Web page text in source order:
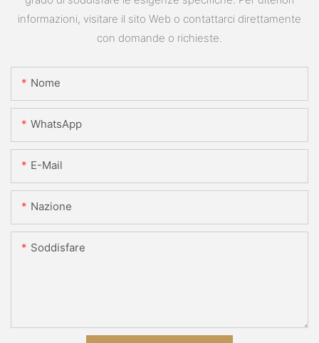
informazioni, visitare il sito Web o contattarci direttamente
con domande o richieste.
Nome
WhatsApp
E-Mail
Nazione
Soddisfare